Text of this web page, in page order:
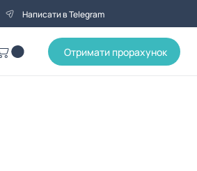
Написати в Telegram
Отримати прорахунок